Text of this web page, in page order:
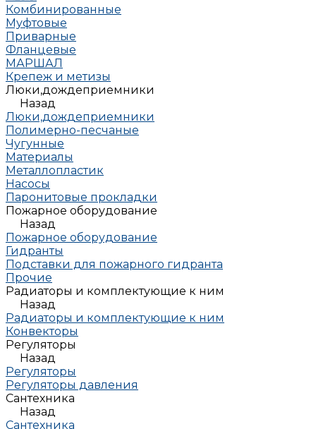
Комбинированные
Муфтовые
Приварные
Фланцевые
МАРШАЛ
Крепеж и метизы
Люки,дождеприемники
Назад
Люки,дождеприемники
Полимерно-песчаные
Чугунные
Материалы
Металлопластик
Насосы
Паронитовые прокладки
Пожарное оборудование
Назад
Пожарное оборудование
Гидранты
Подставки для пожарного гидранта
Прочие
Радиаторы и комплектующие к ним
Назад
Радиаторы и комплектующие к ним
Конвекторы
Регуляторы
Назад
Регуляторы
Регуляторы давления
Сантехника
Назад
Сантехника